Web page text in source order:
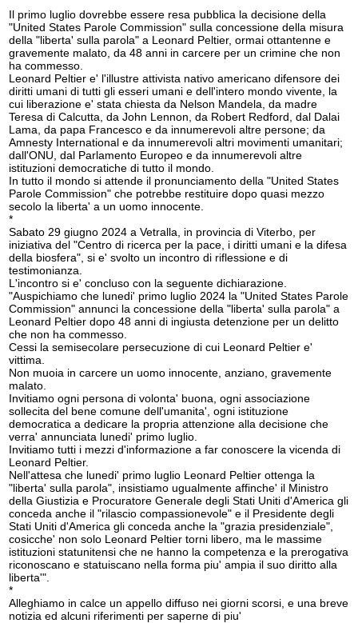
Il primo luglio dovrebbe essere resa pubblica la decisione della
"United States Parole Commission" sulla concessione della misura
della "liberta' sulla parola" a Leonard Peltier, ormai ottantenne e
gravemente malato, da 48 anni in carcere per un crimine che non
ha commesso.
Leonard Peltier e' l'illustre attivista nativo americano difensore dei
diritti umani di tutti gli esseri umani e dell'intero mondo vivente, la
cui liberazione e' stata chiesta da Nelson Mandela, da madre
Teresa di Calcutta, da John Lennon, da Robert Redford, dal Dalai
Lama, da papa Francesco e da innumerevoli altre persone; da
Amnesty International e da innumerevoli altri movimenti umanitari;
dall'ONU, dal Parlamento Europeo e da innumerevoli altre
istituzioni democratiche di tutto il mondo.
In tutto il mondo si attende il pronunciamento della "United States
Parole Commission" che potrebbe restituire dopo quasi mezzo
secolo la liberta' a un uomo innocente.
*
Sabato 29 giugno 2024 a Vetralla, in provincia di Viterbo, per
iniziativa del "Centro di ricerca per la pace, i diritti umani e la difesa
della biosfera", si e' svolto un incontro di riflessione e di
testimonianza.
L'incontro si e' concluso con la seguente dichiarazione.
"Auspichiamo che lunedi' primo luglio 2024 la "United States Parole
Commission" annunci la concessione della "liberta' sulla parola" a
Leonard Peltier dopo 48 anni di ingiusta detenzione per un delitto
che non ha commesso.
Cessi la semisecolare persecuzione di cui Leonard Peltier e'
vittima.
Non muoia in carcere un uomo innocente, anziano, gravemente
malato.
Invitiamo ogni persona di volonta' buona, ogni associazione
sollecita del bene comune dell'umanita', ogni istituzione
democratica a dedicare la propria attenzione alla decisione che
verra' annunciata lunedi' primo luglio.
Invitiamo tutti i mezzi d'informazione a far conoscere la vicenda di
Leonard Peltier.
Nell'attesa che lunedi' primo luglio Leonard Peltier ottenga la
"liberta' sulla parola", insistiamo ugualmente affinche' il Ministro
della Giustizia e Procuratore Generale degli Stati Uniti d'America gli
conceda anche il "rilascio compassionevole" e il Presidente degli
Stati Uniti d'America gli conceda anche la "grazia presidenziale",
cosicche' non solo Leonard Peltier torni libero, ma le massime
istituzioni statunitensi che ne hanno la competenza e la prerogativa
riconoscano e statuiscano nella forma piu' ampia il suo diritto alla
liberta'".
*
Alleghiamo in calce un appello diffuso nei giorni scorsi, e una breve
notizia ed alcuni riferimenti per saperne di piu'